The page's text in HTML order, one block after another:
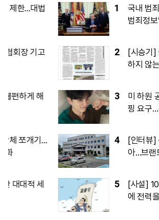
1
국내 범죄·수사정보 손에 쥔 행안부…‘대검
범죄정보’ 중수청 승계
2
[시승기] 볼보 EX90, 전동화 시대에도 변
하지 않는 ‘안전과 편안함’
3
미 하원 공화당, 한국 정통망법 집행 브리
핑 요구…쿠팡 이어 디지털 규제 압박
4
[인터뷰] 신애라 “교원 웰스와 방향성 같
아…브랜드 철학에 공감”
5
[사설] 10월 출범 중수청, 수사 역량 확보